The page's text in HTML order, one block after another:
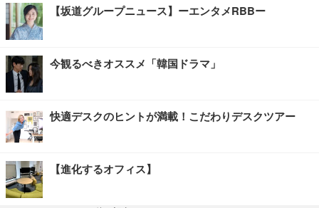
【坂道グループニュース】ーエンタメRBBー
今観るべきオススメ「韓国ドラマ」
快適デスクのヒントが満載！こだわりデスクツアー
【進化するオフィス】